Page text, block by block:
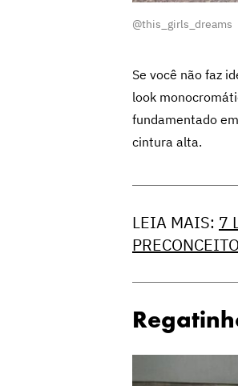
@this_girls_dreams
Se você não faz
look
fundamentado
cintura alta.
LEIA MAIS: 7
PRECONCEITO